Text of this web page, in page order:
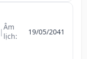
|Âm
lịch:
19/05/2041